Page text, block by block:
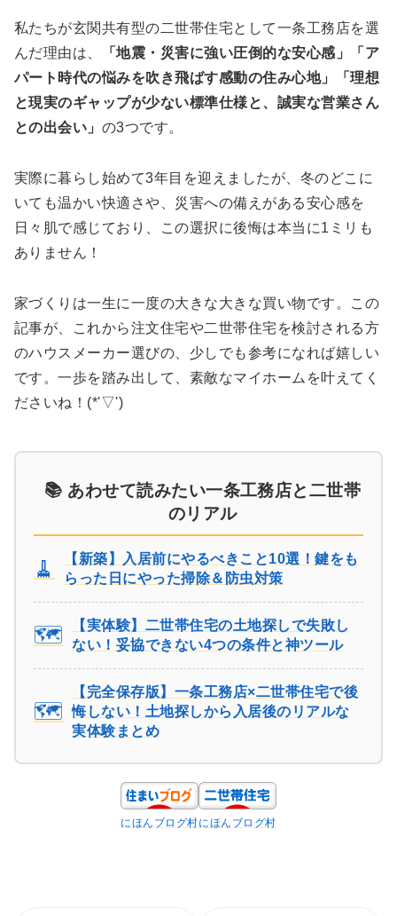
私たちが玄関共有型の二世帯住宅として一条工務店を選
んだ理由は、
「地震・災害に強い圧倒的な安心感」「ア
パート時代の悩みを吹き飛ばす感動の住み心地」「理想
と現実のギャップが少ない標準仕様と、誠実な営業さん
との出会い」 の3つです。
実際に暮らし始めて3年目を迎えましたが、冬のどこに
いても温かい快適さや、災害への備えがある安心感を
日々肌で感じており、この選択に後悔は本当に1ミリも
ありません！
家づくりは一生に一度の大きな大きな買い物です。この
記事が、これから注文住宅や二世帯住宅を検討される方
のハウスメーカー選びの、少しでも参考になれば嬉しい
です。一歩を踏み出して、素敵なマイホームを叶えてく
ださいね！(*'▽')
📚 あわせて読みたい一条工務店と二世帯
のリアル
🧹
【新築】入居前にやるべきこと10選！鍵をも
らった日にやった掃除＆防虫対策
🗺️
【実体験】二世帯住宅の土地探しで失敗し
ない！妥協できない4つの条件と神ツール
🗺️
【完全保存版】一条工務店×二世帯住宅で後
悔しない！土地探しから入居後のリアルな
実体験まとめ
にほんブログ村にほんブログ村